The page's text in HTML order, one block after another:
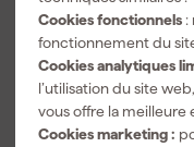
Cookies fonctionnels :
fonctionnement du
Cookies analytiques
l’utilisation du site
vous offre la meilleure
Cookies marketing :
74,99
TTC